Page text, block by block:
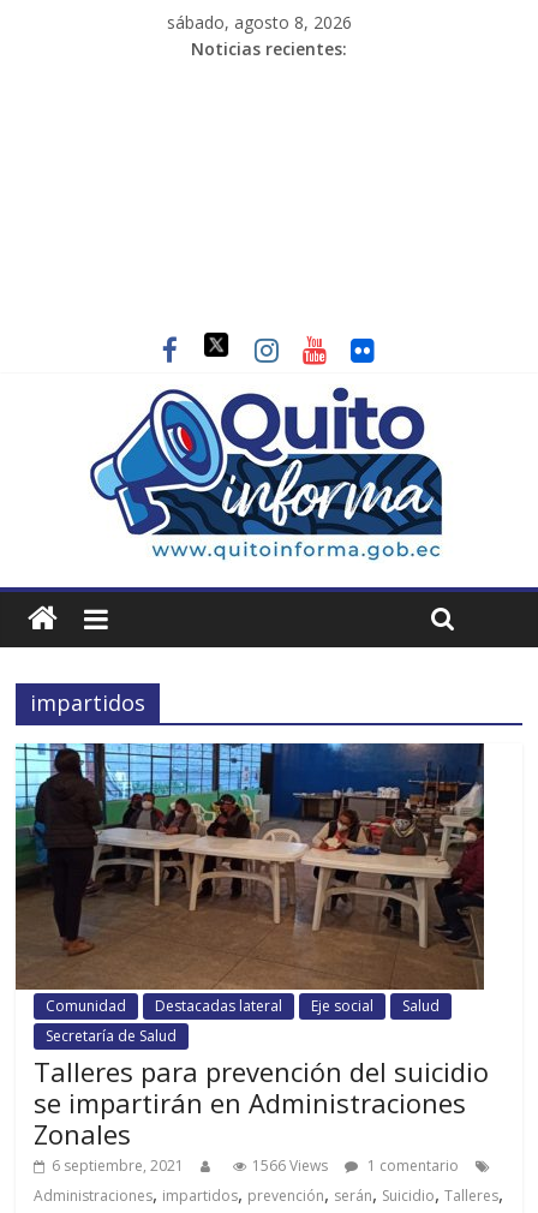
sábado, agosto 8, 2026
Noticias recientes:
impartidos
Comunidad Destacadas lateral Eje social
Salud
Secretaría de Salud
Talleres para prevención del suicidio
se impartirán en Administraciones
Zonales
6 septiembre, 2021 1566 Views
1 comentario
Administraciones, impartidos, prevención, serán, Suicidio,Talleres,